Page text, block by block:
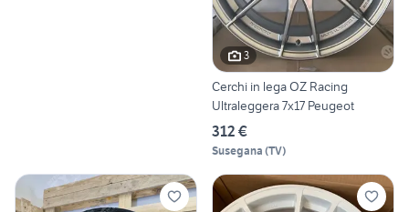
3
Cerchi in lega OZ Racing
Ultraleggera 7x17 Peugeot
312 €
Susegana (TV)